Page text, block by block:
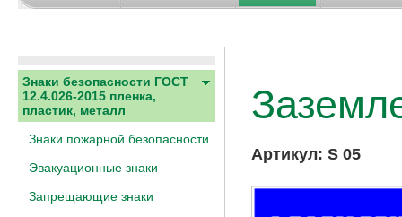
Знаки безопасности ГОСТ
12.4.026-2015 пленка,
пластик, металл
Знаки пожарной безопасности
Эвакуационные знаки
Запрещающие знаки
Артикул: S 05